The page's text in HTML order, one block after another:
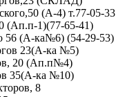
(А-4) т.77-05-33
(Ап.п-1)(77-65-41)
56 (А-ка№6) (54-29-53)
23(А-ка №5)
20 (Ап.п№4)
35(А-ка №10)
8